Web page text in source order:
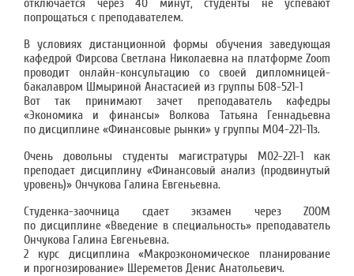
отключается через 40 минут, студенты не успевают
попрощаться с преподавателем.
В условиях дистанционной формы обучения заведующая
кафедрой Фирсова Светлана Николаевна на платформе Zoom
проводит онлайн-консультацию со своей дипломницей-
бакалавром Шмыриной Анастасией из группы Б08-521-1
Вот так принимают зачет преподаватель кафедры
«Экономика и финансы» Волкова Татьяна Геннадьевна
по дисциплине «Финансовые рынки» у группы M04-221-11з.
Очень довольны студенты магистратуры М02-221-1 как
преподает дисциплину «Финансовый анализ (продвинутый
уровень)» Ончукова Галина Евгеньевна.
Студенка-заочница сдает экзамен через ZOOM
по дисциплине «Введение в специальность» преподаватель
Ончукова Галина Евгеньевна.
2 курс дисциплина «Макроэкономическое планирование
и прогнозирование» Шереметов Денис Анатольевич.